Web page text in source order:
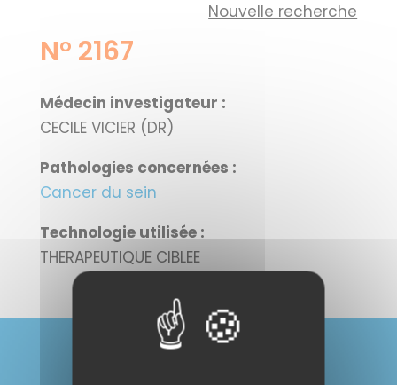
Nouvelle recherche
N° 2167
Médecin investigateur :
CECILE VICIER (DR)
Pathologies concernées :
Cancer du sein
Technologie utilisée :
THERAPEUTIQUE CIBLEE
CONTACTEZ-NOUS